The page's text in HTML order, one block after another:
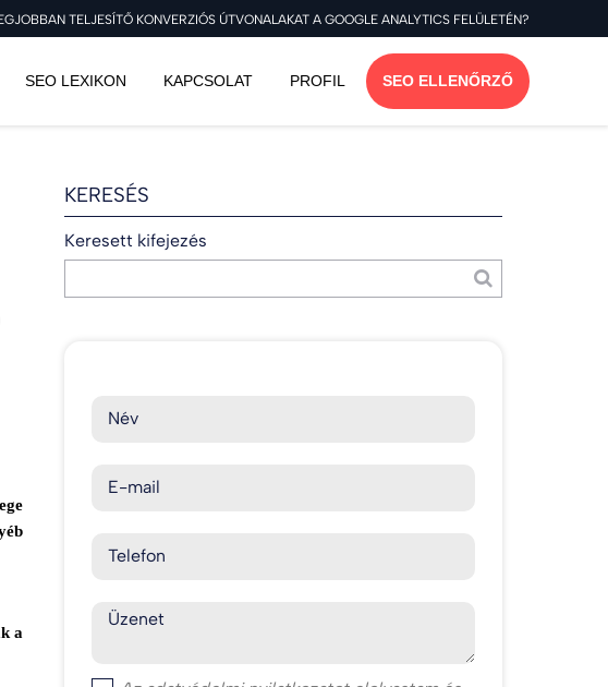
TELJESÍTŐ KONVERZIÓS ÚTVONALAKAT A GOOGLE ANALYTICS FELÜLETÉN?
SEO LEXIKON KAPCSOLAT PROFIL SEO ELLENŐRZŐ
a
KERESÉS
Keresett kifejezés
Név
E-mail
Telefon
Üzenet